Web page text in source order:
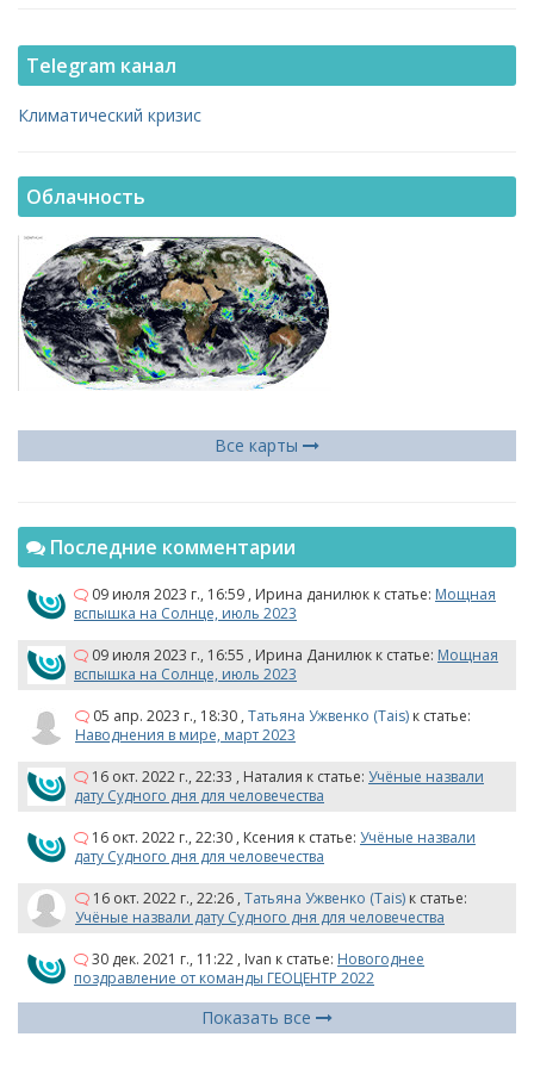
Telegram канал
Климатический кризис
Облачность
Все карты
Последние комментарии
09 июля 2023 г., 16:59 , Ирина данилюк к статье: Мощная
вспышка на Солнце, июль 2023
09 июля 2023 г., 16:55 , Ирина Данилюк к статье: Мощная
вспышка на Солнце, июль 2023
05 апр. 2023 г., 18:30 , Татьяна Ужвенко (Tais) к статье:
Наводнения в мире, март 2023
16 окт. 2022 г., 22:33 , Наталия к статье: Учёные назвали
дату Судного дня для человечества
16 окт. 2022 г., 22:30 , Ксения к статье: Учёные назвали
дату Судного дня для человечества
16 окт. 2022 г., 22:26 , Татьяна Ужвенко (Tais) к статье:
Учёные назвали дату Судного дня для человечества
30 дек. 2021 г., 11:22 , Ivan к статье: Новогоднее
поздравление от команды ГЕОЦЕНТР 2022
Показать все